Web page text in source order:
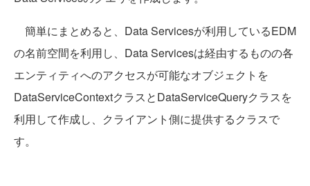
簡単にまとめると、Data Servicesが利用しているEDM
の名前空間を利用し、Data Servicesは経由するものの各
エンティティへのアクセスが可能なオブジェクトを
DataServiceContextクラスとDataServiceQueryクラスを
利用して作成し、クライアント側に提供するクラスで
す。